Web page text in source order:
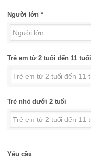
Người lớn *
Trẻ em từ 2 tuổi đến 11 tuổi
Trẻ nhỏ dưới 2 tuổi
Yêu cầu